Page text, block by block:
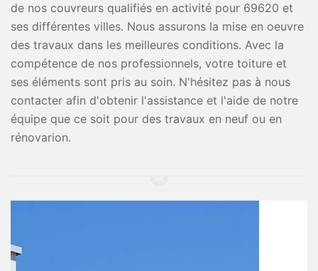
de nos couvreurs qualifiés en activité pour 69620 et
ses différentes villes. Nous assurons la mise en oeuvre
des travaux dans les meilleures conditions. Avec la
compétence de nos professionnels, votre toiture et
ses éléments sont pris au soin. N'hésitez pas à nous
contacter afin d'obtenir l'assistance et l'aide de notre
équipe que ce soit pour des travaux en neuf ou en
rénovarion.